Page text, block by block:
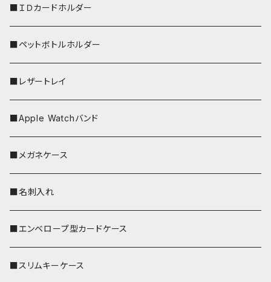
ストラップ付
■ＩＤカードホルダー
■ペットボトルホルダー
■レザートレイ
■Apple Watchバンド
■メガネケース
■名刺入れ
■エンベロープ型カードケース
■スリムキーケース